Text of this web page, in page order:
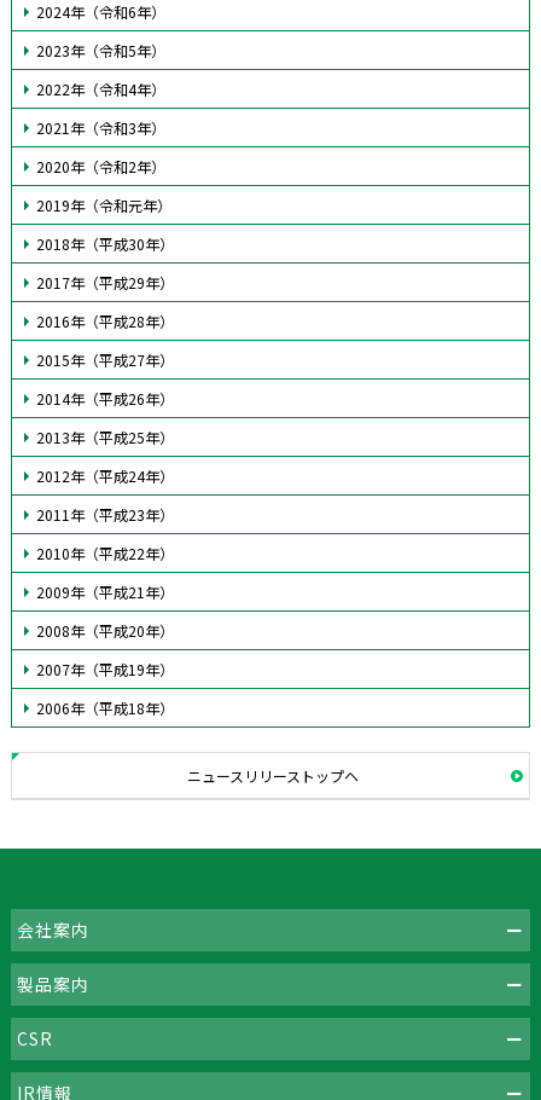
2024年（令和6年）
2023年（令和5年）
2022年（令和4年）
2021年（令和3年）
2020年（令和2年）
2019年（令和元年）
2018年（平成30年）
2017年（平成29年）
2016年（平成28年）
2015年（平成27年）
2014年（平成26年）
2013年（平成25年）
2012年（平成24年）
2011年（平成23年）
2010年（平成22年）
2009年（平成21年）
2008年（平成20年）
2007年（平成19年）
2006年（平成18年）
ニュースリリーストップヘ
会社案内
製品案内
CSR
IR情報